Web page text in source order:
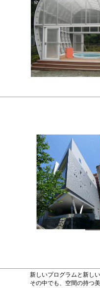
新しいプログラムと新し
その中でも、空間の持つ